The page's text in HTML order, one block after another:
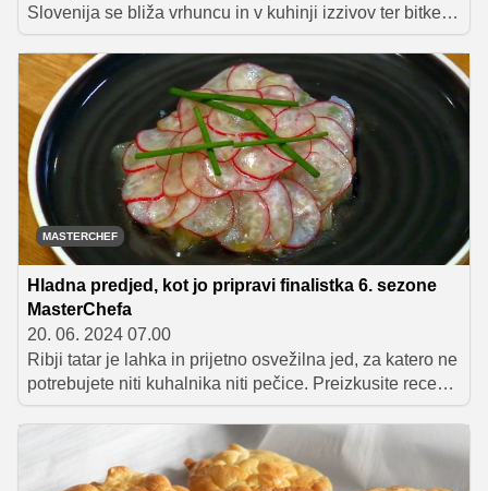
Slovenija se bliža vrhuncu in v kuhinji izzivov ter bitke s
časom so ostali le še trije finalisti: Klara Šmigoc, Luka
Pangos in Jure Pavlič. Vsi trije so iz oddaje v oddajo
navduševali s svojimi kreacijami in poznavanjem
kuharskih tehnik, a na kuharskem prestolu je prostor le
za najboljšega med njimi. Kdo bo to? Glasujte in si
priborite izjemne nagrade!
MASTERCHEF
Hladna predjed, kot jo pripravi finalistka 6. sezone
MasterChefa
20. 06. 2024 07.00
Ribji tatar je lahka in prijetno osvežilna jed, za katero ne
potrebujete niti kuhalnika niti pečice. Preizkusite recept
Kaje Balentič, finalistke 6. sezone MasterChefa, in z
okusno hladno predjedjo presenetite obiske.